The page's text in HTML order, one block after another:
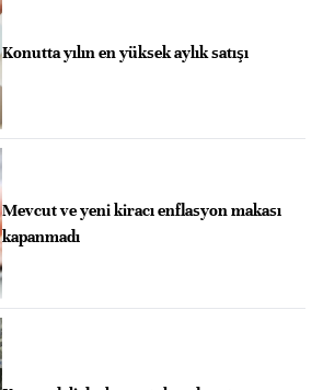
Konutta yılın en yüksek aylık satışı
Mevcut ve yeni kiracı enflasyon makası
kapanmadı